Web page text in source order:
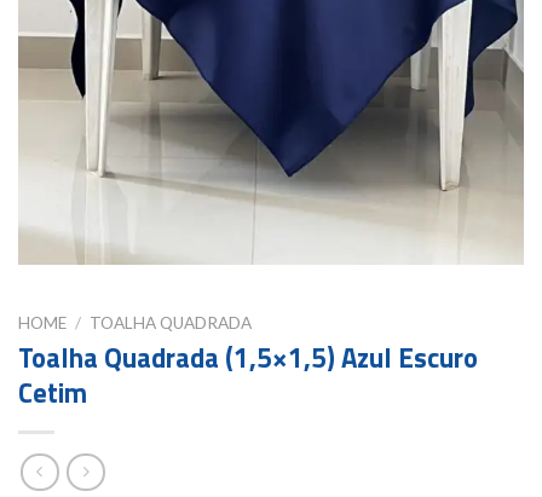
HOME / TOALHA QUADRADA
Toalha Quadrada (1,5×1,5) Azul Escuro
Cetim